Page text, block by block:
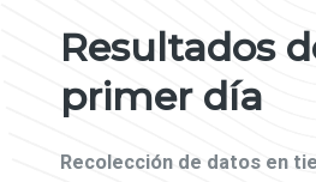
Resultados
primer día
Recolección de datos en